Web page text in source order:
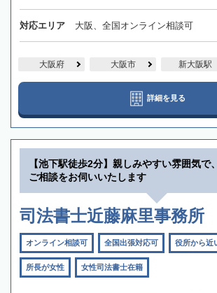
対応エリア 大阪、全国オンライン相談可
大阪府 大阪市 新大阪駅
詳細を見る
【池下駅徒歩2分】親しみやすい雰囲気で
ご相談をお伺いいたします
司法書士近藤麻里事務所
オンライン相談可 全国出張対応可 役所から近
所長が女性 女性司法書士在籍